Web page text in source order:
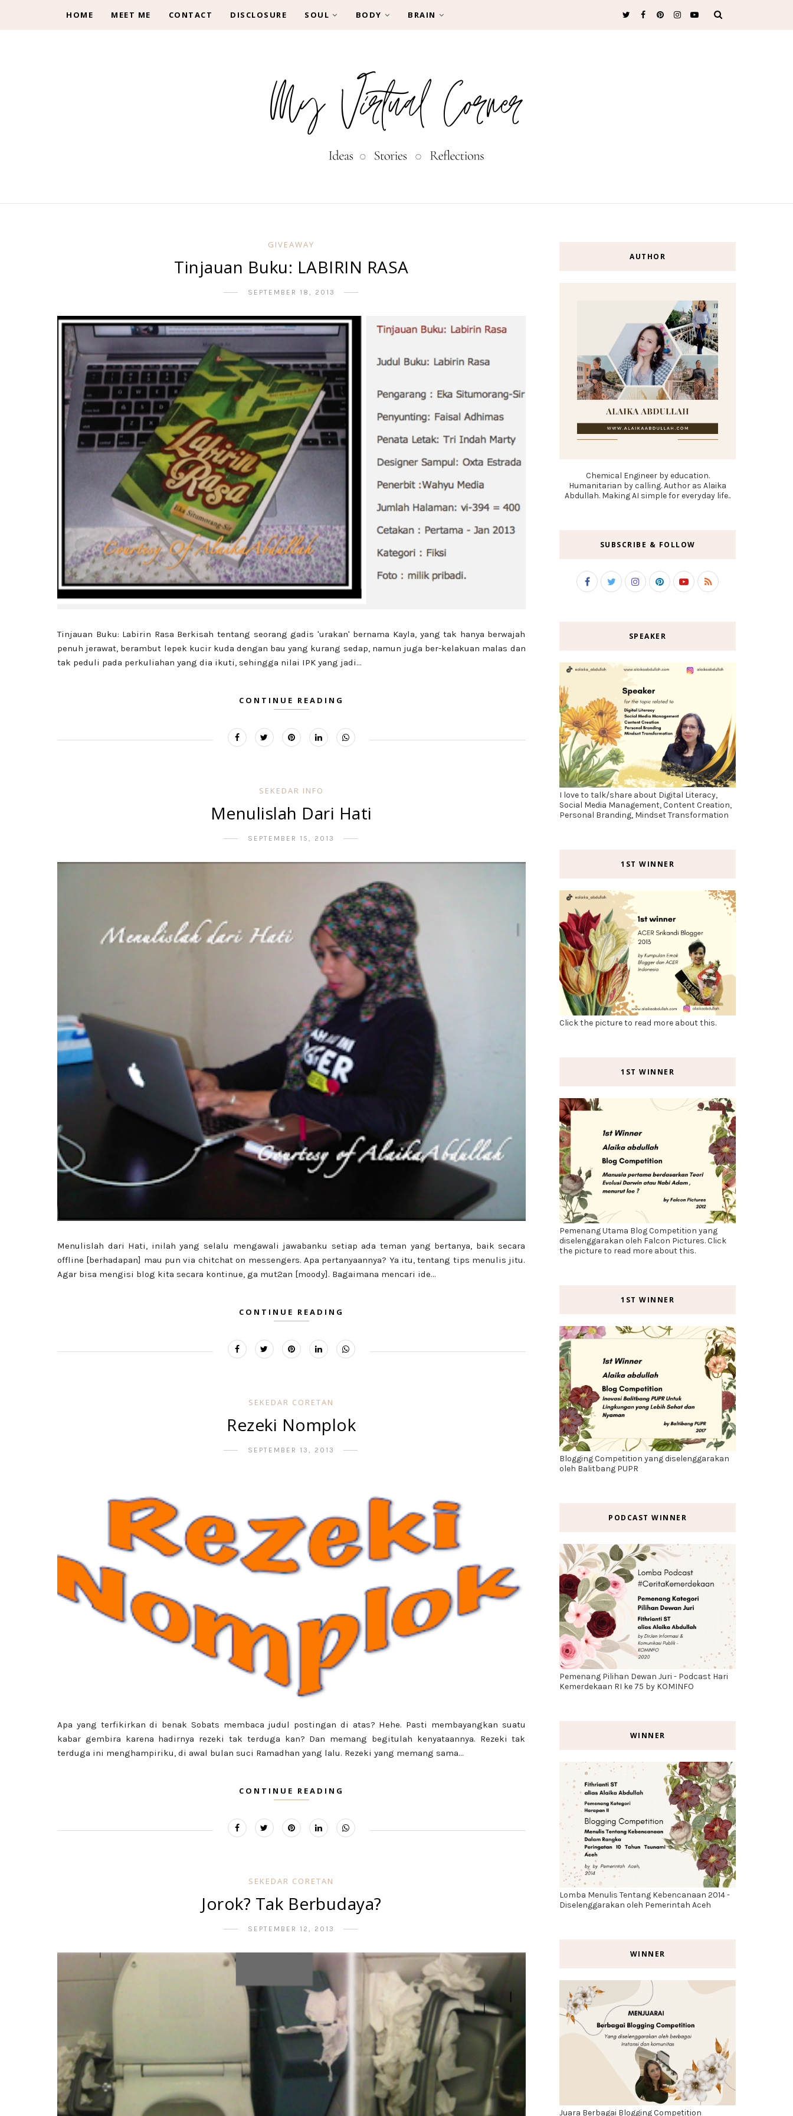
HOME MEET ME CONTACT DISCLOSURE SOUL BODY BRAIN
GIVEAWAY
Tinjauan Buku: LABIRIN RASA
SEPTEMBER 18, 2013
Tinjauan Buku: Labirin Rasa Berkisah tentang seorang gadis 'urakan' bernama Kayla, yang tak hanya berwajah
penuh jerawat, berambut lepek kucir kuda dengan bau yang kurang sedap, namun juga ber-kelakuan malas dan
tak peduli pada perkuliahan yang dia ikuti, sehingga nilai IPK yang jadi...
CONTINUE READING
SEKEDAR INFO
Menulislah Dari Hati
SEPTEMBER 15, 2013
Menulislah dari Hati, inilah yang selalu mengawali jawabanku setiap ada teman yang bertanya, baik secara
offline [berhadapan] mau pun via chitchat on messengers. Apa pertanyaannya? Ya itu, tentang tips menulis jitu.
Agar bisa mengisi blog kita secara kontinue, ga mut2an [moody]. Bagaimana mencari ide...
CONTINUE READING
SEKEDAR CORETAN
Rezeki Nomplok
SEPTEMBER 13, 2013
Apa yang terfikirkan di benak Sobats membaca judul postingan di atas? Hehe. Pasti membayangkan suatu
kabar gembira karena hadirnya rezeki tak terduga kan? Dan memang begitulah kenyataannya. Rezeki tak
terduga ini menghampiriku, di awal bulan suci Ramadhan yang lalu. Rezeki yang memang sama...
CONTINUE READING
SEKEDAR CORETAN
Jorok? Tak Berbudaya?
SEPTEMBER 12, 2013
AUTHOR
Chemical Engineer by education.
Humanitarian by calling. Author as Alaika
Abdullah. Making AI simple for everyday life..
SUBSCRIBE & FOLLOW
SPEAKER
I love to talk/share about Digital Literacy,
Social Media Management, Content Creation,
Personal Branding, Mindset Transformation
1ST WINNER
Click the picture to read more about this.
1ST WINNER
Pemenang Utama Blog Competition yang
diselenggarakan oleh Falcon Pictures. Click
the picture to read more about this.
1ST WINNER
Blogging Competition yang diselenggarakan
oleh Balitbang PUPR
PODCAST WINNER
Pemenang Pilihan Dewan Juri - Podcast Hari
Kemerdekaan RI ke 75 by KOMINFO
WINNER
Lomba Menulis Tentang Kebencanaan 2014 -
Diselenggarakan oleh Pemerintah Aceh
WINNER
Juara Berbagai Blogging Competition